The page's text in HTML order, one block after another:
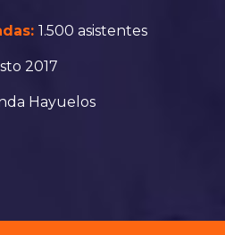
1.500 asistentes
2017
Hayuelos